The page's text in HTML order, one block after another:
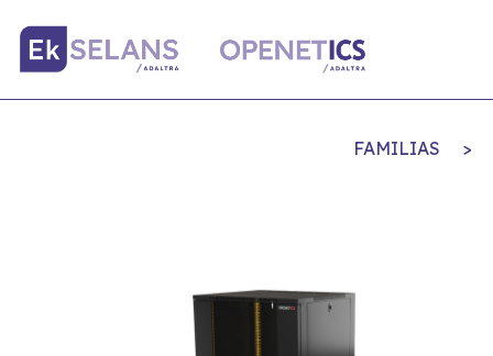
FAMILIAS >